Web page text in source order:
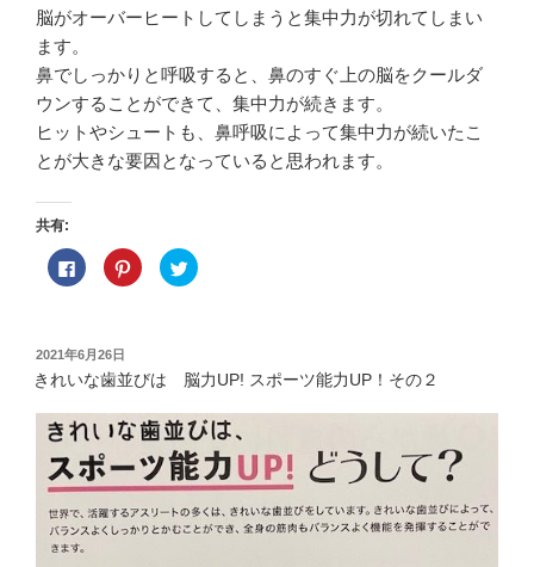
脳がオーバーヒートしてしまうと集中力が切れてしまい
ます。
鼻でしっかりと呼吸すると、鼻のすぐ上の脳をクールダ
ウンすることができて、集中力が続きます。
ヒットやシュートも、鼻呼吸によって集中力が続いたこ
とが大きな要因となっていると思われます。
共有:
F
a
o
k
で
共
す
る
は
ク
リ
ッ
ク
し
て
ク
リ
n
t
r
e
t
で
共
有
(
新
ク
リ
i
t
e
r
で
共
有
(
新
し
い
投
稿
2021年6月26日
きれいな歯並びは 脳力UP! スポーツ能力UP！その２